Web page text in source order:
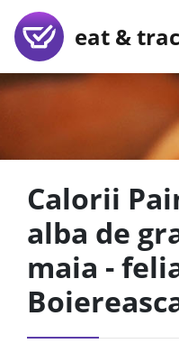
eat &
Calorii
alba de
maia -